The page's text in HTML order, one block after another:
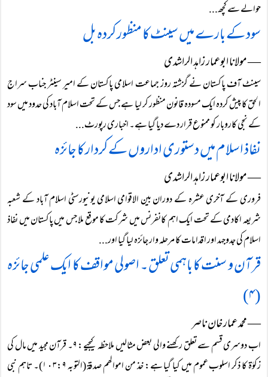
حوالے سے کچھ...
سود کے بارے میں سینٹ کا منظور کردہ بل
― مولانا ابوعمار زاہد الراشدی
سینٹ آف پاکستان نے گزشتہ روز جماعت اسلامی پاکستان کے امیر سینٹر جناب سراج
الحق کا پیش کردہ ایک مسودہ قانون منظور کر لیا ہے جس کے تحت اسلام آباد کی حدود میں سود
کے نجی کاروبار کو ممنوع قرار دے دیا گیا ہے۔ اخباری رپورٹ...
نفاذ اسلام میں دستوری اداروں کے کردار کا جائزہ
― مولانا ابوعمار زاہد الراشدی
فروری کے آخری عشرہ کے دوران بین الاقوامی اسلامی یونیورسٹی اسلام آباد کے شعبہ
شریعہ اکادمی کے تحت ایک اہم کانفرنس میں شرکت کا موقع ملا جس میں پاکستان میں نفاذ
اسلام کی جدوجہد اور اقدامات کا مرحلہ وار جائزہ لیا گیا اور...
قرآن و سنت کا باہمی تعلق ۔ اصولی مواقف کا ایک علمی جائزہ
(۴)
― محمد عمار خان ناصر
اب دوسری قسم سے تعلق رکھنے والی بعض مثالیں ملاحظہ کیجیے: ۹۔ قرآن مجید میں مال کی
زکوٰة کا ذکر اسلوب عموم میں کیا گیا ہے: خذ من اموالھم صدقۃ (التوبہ ۱٠۳:۹)۔ تاہم نبی